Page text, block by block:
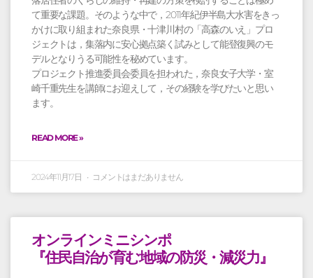
て重要な課題。そのような中で，2011年紀伊半島大水害をきっ
かけに取り組まれた奈良県・十津川村の「高森のいえ」プロ
ジェクトは，集落内に安心拠点築く試みとして能登復興のモ
デルとなりうる可能性を秘めています。
プロジェクト推進委員会委員を担われた，奈良女子大学・室
崎千重先生を講師にお迎えして，その経験を学びたいと思い
ます。
READ MORE »
2024年11月17日 コメントはまだありません
オンラインミニシンポ
『住民自治が育む地域の防災・減災力』